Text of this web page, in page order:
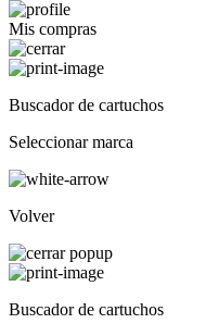
Mis compras
Buscador de cartuchos
Seleccionar marca
Volver
Buscador de cartuchos